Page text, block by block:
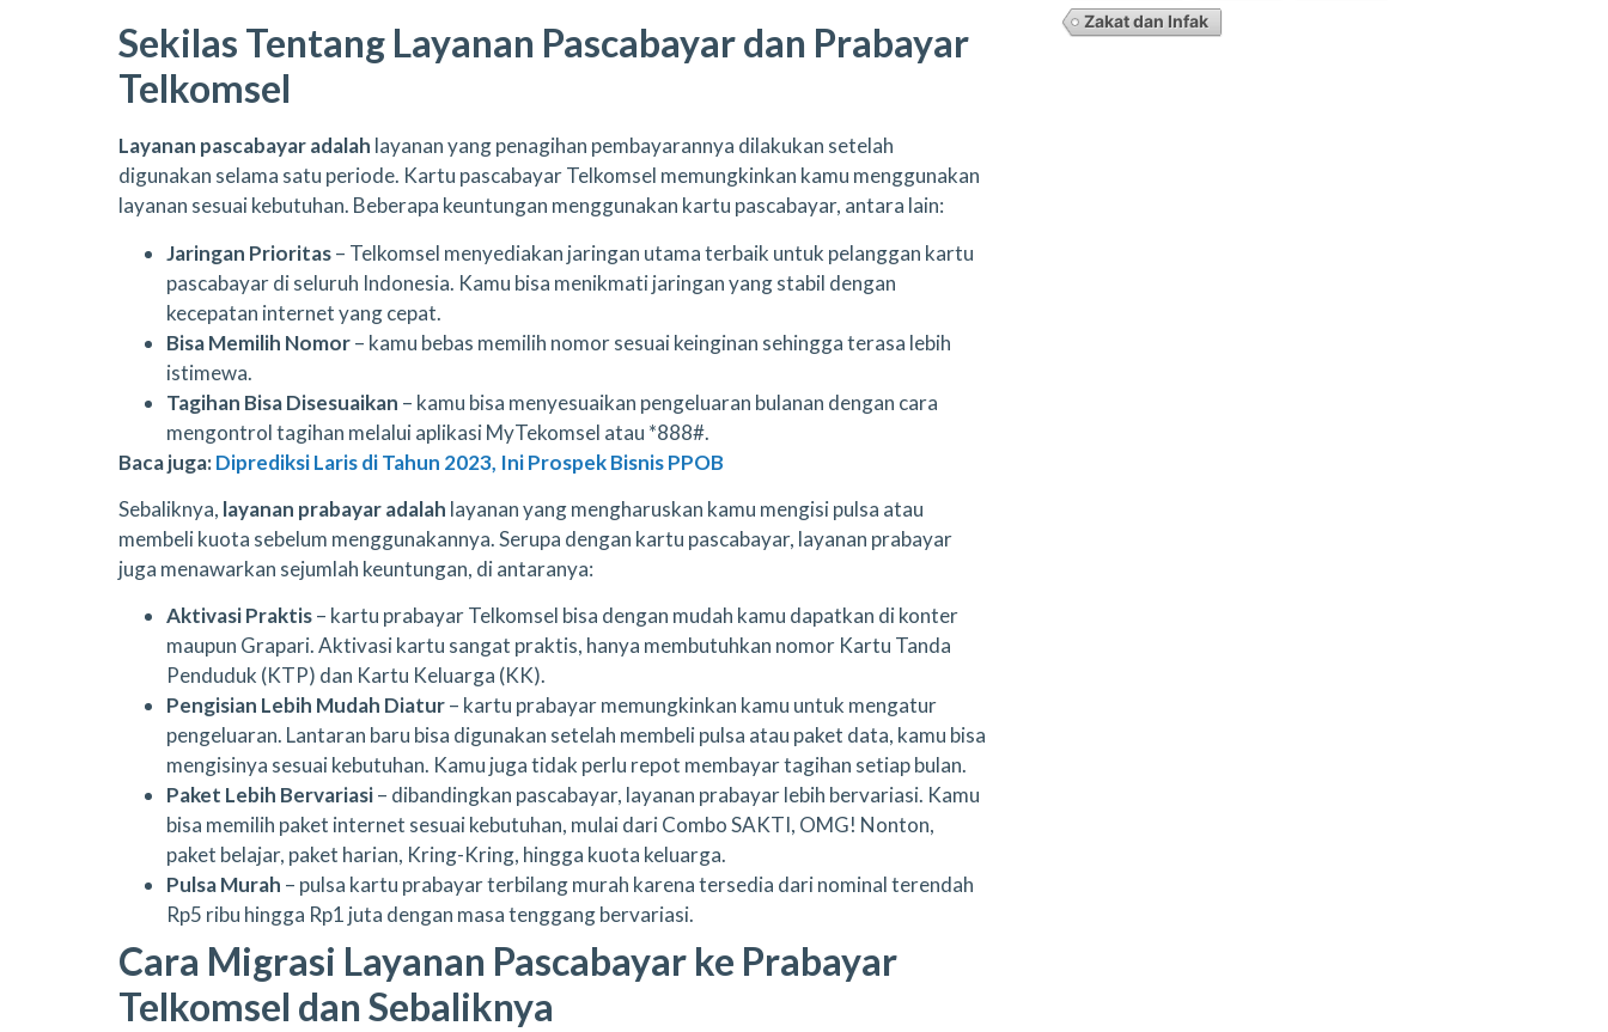
Sekilas Tentang Layanan Pascabayar dan Prabayar
Telkomsel
Layanan pascabayar adalah layanan yang penagihan pembayarannya dilakukan setelah
digunakan selama satu periode. Kartu pascabayar Telkomsel memungkinkan kamu menggunakan
layanan sesuai kebutuhan. Beberapa keuntungan menggunakan kartu pascabayar, antara lain:
Jaringan Prioritas– Telkomsel menyediakan jaringan utama terbaik untuk pelanggan kartu
pascabayar di seluruh Indonesia. Kamu bisa menikmati jaringan yang stabil dengan
kecepatan internet yang cepat.
Bisa Memilih Nomor– kamu bebas memilih nomor sesuai keinginan sehingga terasa lebih
istimewa.
Tagihan Bisa Disesuaikan – kamu bisa menyesuaikan pengeluaran bulanan dengan cara
mengontrol tagihan melalui aplikasi MyTekomsel atau *888#.
Baca juga:Diprediksi Laris di Tahun 2023, Ini Prospek Bisnis PPOB
Sebaliknya, layanan prabayar adalah layanan yang mengharuskan kamu mengisi pulsa atau
membeli kuota sebelum menggunakannya. Serupa dengan kartu pascabayar, layanan prabayar
juga menawarkan sejumlah keuntungan, di antaranya:
Aktivasi Praktis– kartu prabayar Telkomsel bisa dengan mudah kamu dapatkan di konter
maupun Grapari. Aktivasi kartu sangat praktis, hanya membutuhkan nomor Kartu Tanda
Penduduk (KTP) dan Kartu Keluarga (KK).
Pengisian Lebih Mudah Diatur– kartu prabayar memungkinkan kamu untuk mengatur
pengeluaran. Lantaran baru bisa digunakan setelah membeli pulsa atau paket data, kamu bisa
mengisinya sesuai kebutuhan. Kamu juga tidak perlu repot membayar tagihan setiap bulan.
Paket Lebih Bervariasi– dibandingkan pascabayar, layanan prabayar lebih bervariasi. Kamu
bisa memilih paket internet sesuai kebutuhan, mulai dari Combo SAKTI, OMG! Nonton,
paket belajar, paket harian, Kring-Kring, hingga kuota keluarga.
Pulsa Murah – pulsa kartu prabayar terbilang murah karena tersedia dari nominal terendah
Rp5 ribu hingga Rp1 juta dengan masa tenggang bervariasi.
Cara Migrasi Layanan Pascabayar ke Prabayar
Telkomsel dan Sebaliknya
Zakat dan Infak